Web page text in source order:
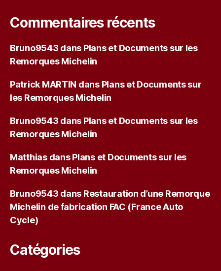
Commentaires récents
Bruno9543 dans Plans et Documents sur les
Remorques Michelin
Patrick MARTIN dans Plans et Documents sur
les Remorques Michelin
Bruno9543 dans Plans et Documents sur les
Remorques Michelin
MatthiasdansPlans et Documents sur les
Remorques Michelin
Bruno9543 dans Restauration d’une Remorque
Michelin de fabrication FAC (France Auto
Cycle)
Catégories